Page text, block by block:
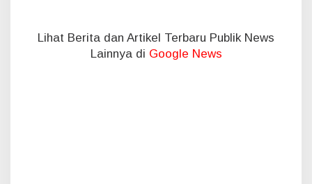
Lihat Berita dan Artikel Terbaru Publik News
Lainnya di Google News